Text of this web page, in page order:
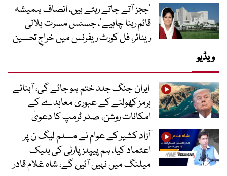
’ججز آتے جاتے رہتے ہیں، انصاف ہمیشہ
قائم رہنا چاہیے‘، جسٹس مسرت ہلالی
ریٹائر، فل کورٹ ریفرنس میں خراجِ تحسین
ویڈیو
ایران جنگ جلد ختم ہو جائے گی، آبنائے
ہرمز کھولنے کے عبوری معاہدے کے
امکانات روشن، صدر ٹرمپ کا دعویٰ
آزاد کشیر کے عوام نے مسلم لیگ ن پر
اعتماد کیا، ہم پیپلز پارٹی کی بلیک
میلنگ میں نہیں آئیں گے، شاہ غلام قادر